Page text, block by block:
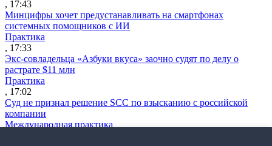
, 17:43
Минцифры хочет предустанавливать на смартфонах
системных помощников с ИИ
Практика
, 17:33
Экс-совладельца «Азбуки вкуса» заочно судят по делу о
растрате $11 млн
Практика
, 17:02
Суд не признал решение SCC по взысканию с российской
компании
Международная практика